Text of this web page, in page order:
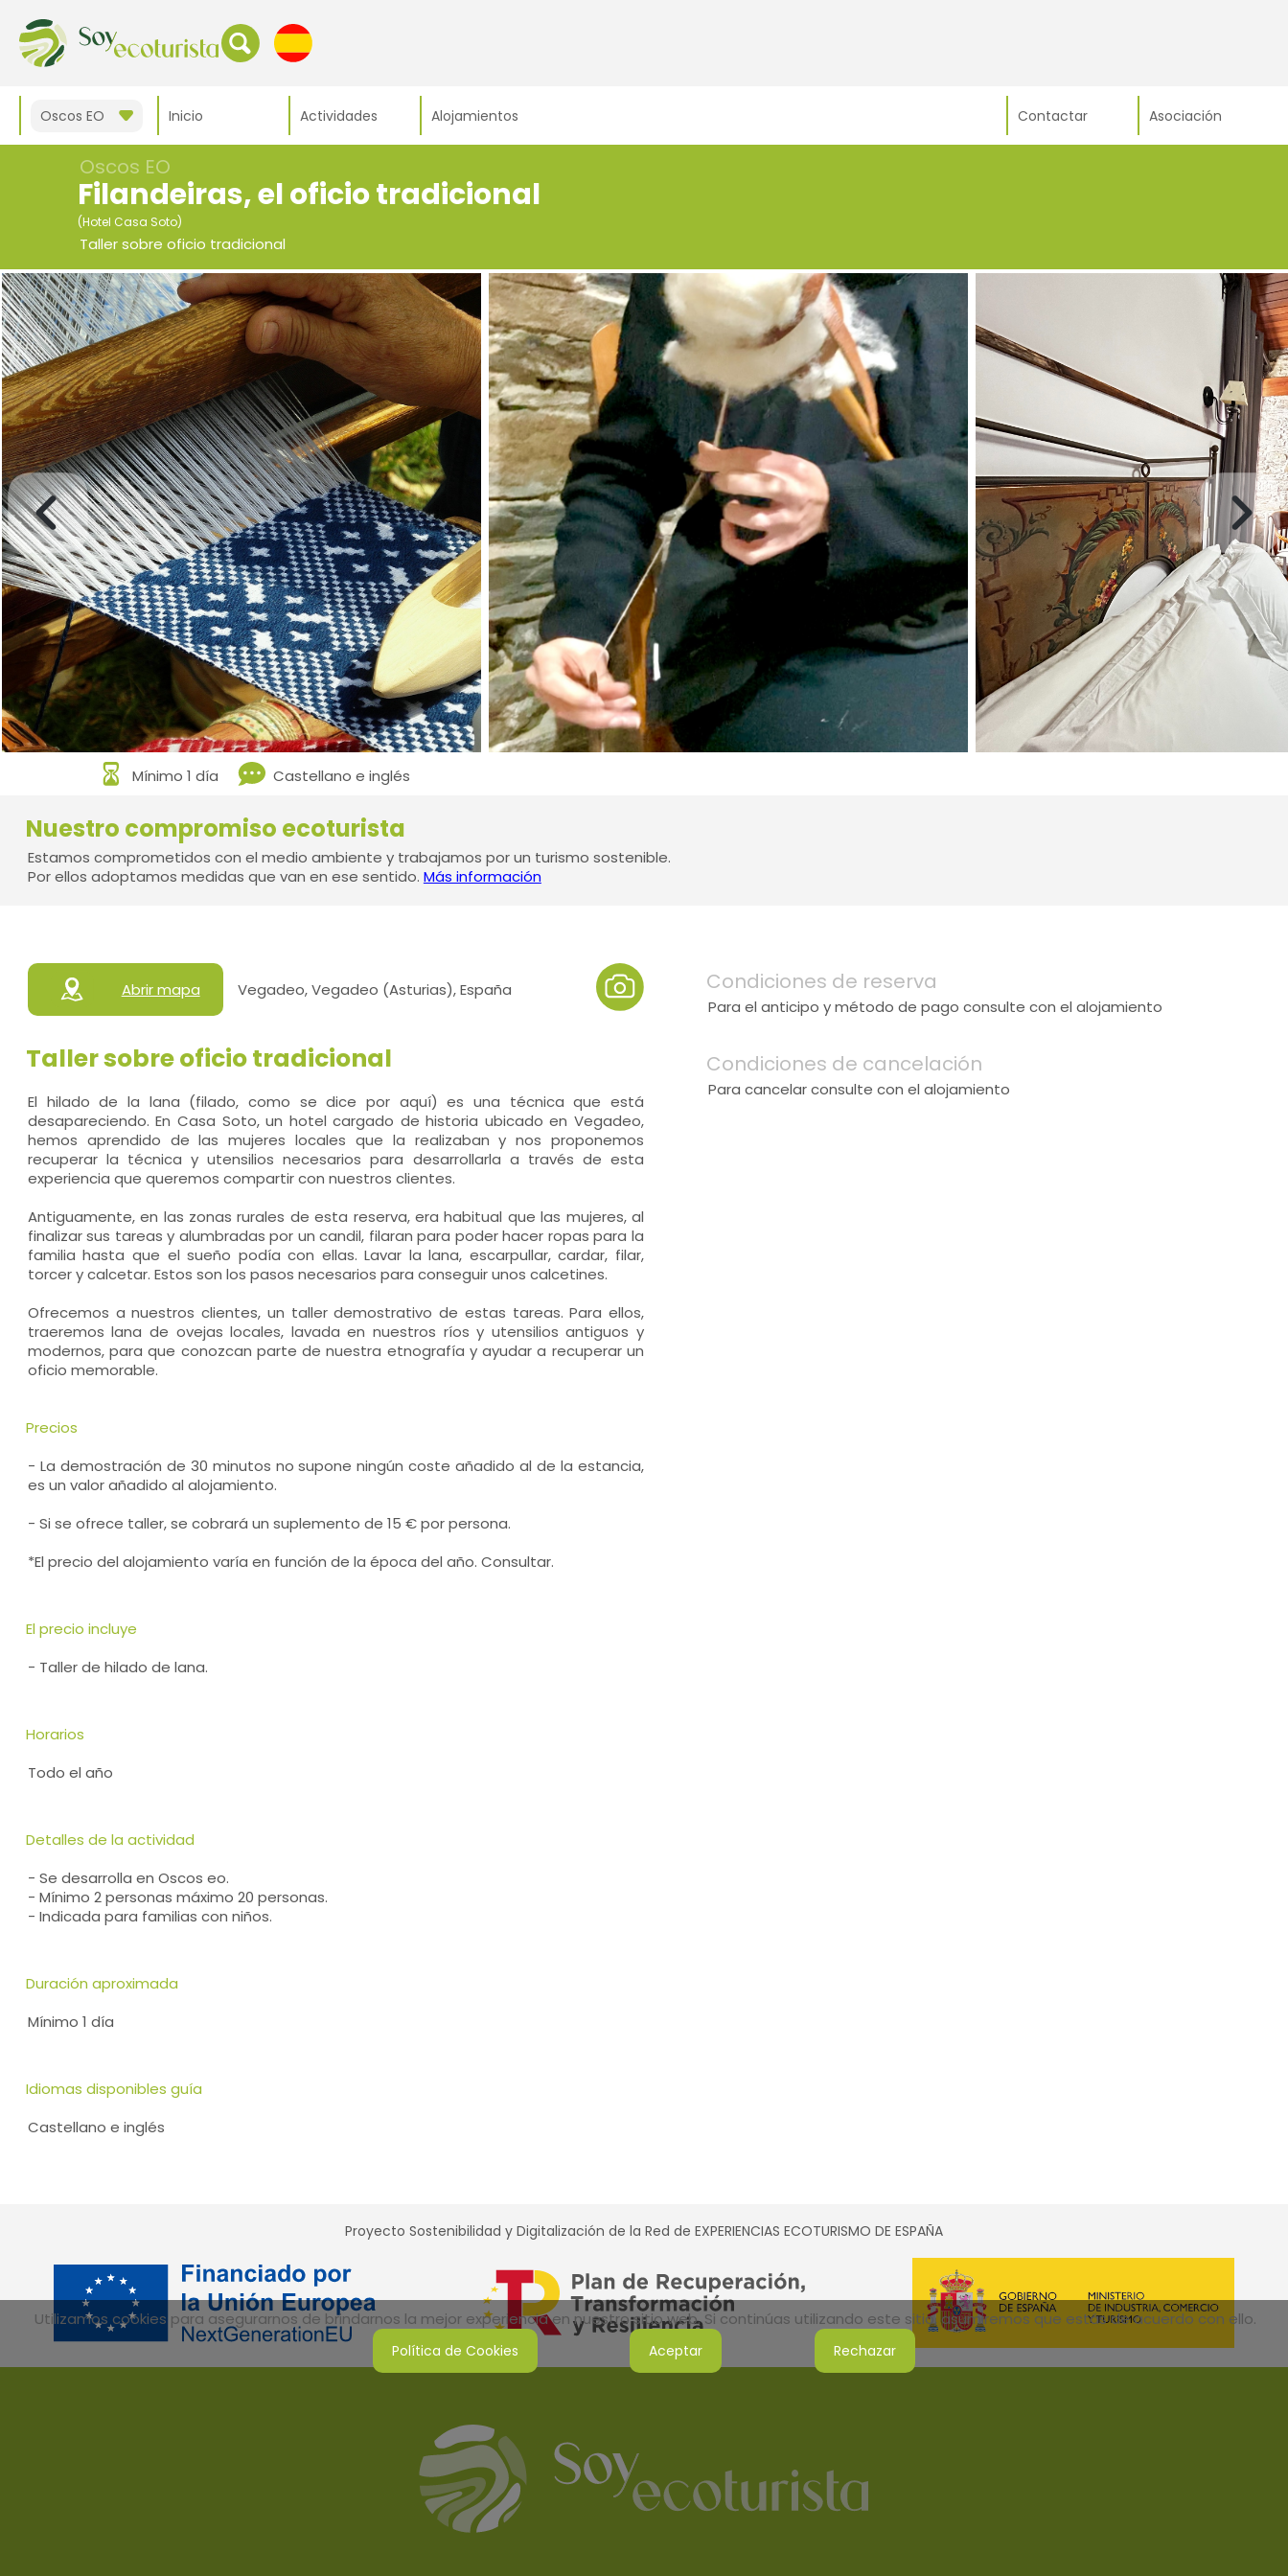
Oscos EO Inicio Actividades Alojamientos Contactar Asociación
Oscos EO
Filandeiras, el oficio tradicional
(Hotel Casa Soto)
Taller sobre oficio tradicional
Mínimo 1 día Castellano e inglés
Nuestro compromiso ecoturista
Estamos comprometidos con el medio ambiente y trabajamos por un turismo sostenible.
Por ellos adoptamos medidas que van en ese sentido. Más información
Abrir mapa Vegadeo, Vegadeo (Asturias), España
Taller sobre oficio tradicional
El hilado de la lana (filado, como se dice por aquí) es una técnica que está
desapareciendo. En Casa Soto, un hotel cargado de historia ubicado en Vegadeo,
hemos aprendido de las mujeres locales que la realizaban y nos proponemos
recuperar la técnica y utensilios necesarios para desarrollarla a través de esta
experiencia que queremos compartir con nuestros clientes.
Antiguamente, en las zonas rurales de esta reserva, era habitual que las mujeres, al
finalizar sus tareas y alumbradas por un candil, filaran para poder hacer ropas para la
familia hasta que el sueño podía con ellas. Lavar la lana, escarpullar, cardar, filar,
torcer y calcetar. Estos son los pasos necesarios para conseguir unos calcetines.
Ofrecemos a nuestros clientes, un taller demostrativo de estas tareas. Para ellos,
traeremos lana de ovejas locales, lavada en nuestros ríos y utensilios antiguos y
modernos, para que conozcan parte de nuestra etnografía y ayudar a recuperar un
oficio memorable.
Precios
- La demostración de 30 minutos no supone ningún coste añadido al de la estancia,
es un valor añadido al alojamiento.
- Si se ofrece taller, se cobrará un suplemento de 15 € por persona.
*El precio del alojamiento varía en función de la época del año. Consultar.
El precio incluye
- Taller de hilado de lana.
Horarios
Todo el año
Detalles de la actividad
- Se desarrolla en Oscos eo.
- Mínimo 2 personas máximo 20 personas.
- Indicada para familias con niños.
Duración aproximada
Mínimo 1 día
Idiomas disponibles guía
Castellano e inglés
Condiciones de reserva
Para el anticipo y método de pago consulte con el alojamiento
Condiciones de cancelación
Para cancelar consulte con el alojamiento
Proyecto Sostenibilidad y Digitalización de la Red de EXPERIENCIAS ECOTURISMO DE ESPAÑA
Utilizamos cookies para asegurarnos de brindarnos la mejor experiencia en nuestro sitio web. Si continúas utilizando este sitio, asumiremos que estás de acuerdo con ello.
Política de Cookies Aceptar Rechazar